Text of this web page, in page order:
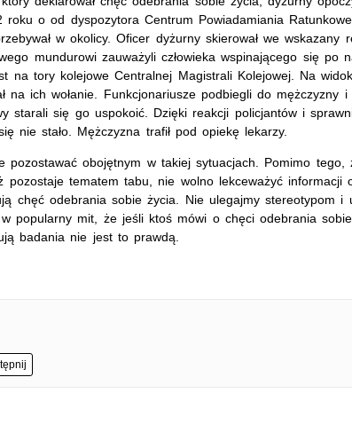
roku o od dyspozytora Centrum Powiadamiania
w okolicy. Oficer dyżurny skierował we wskazany
mundurowi zauważyli człowieka wspinającego się po
na tory kolejowe Centralnej Magistrali Kolejowej. Na
na ich wołanie. Funkcjonariusze podbiegli do mężczyzny
starali się go uspokoić. Dzięki reakcji policjantów i
nie stało. Mężczyzna trafił pod opiekę lekarzy.
pozostawać obojętnym w takiej sytuacjach. Pomimo tego,
pozostaje tematem tabu, nie wolno lekceważyć informacji
chęć odebrania sobie życia. Nie ulegajmy stereotypom i
popularny mit, że jeśli ktoś mówi o chęci odebrania
badania nie jest to prawdą.